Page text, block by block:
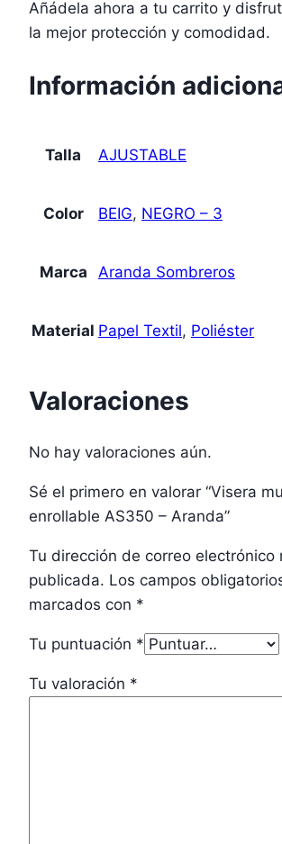
Añádela ahora a tu carrito y
la mejor protección y comodidad.
Información
Talla AJUSTABLE
Color BEIG, NEGRO – 3
Marca Aranda Sombreros
Material Papel Textil, Poliéster
Valoraciones
No hay valoraciones aún.
Sé el primero en valorar “Visera
enrollable AS350 – Aranda”
Tu dirección de correo electrónico
publicada. Los campos
marcados con *
Tu puntuación *
Tu valoración *